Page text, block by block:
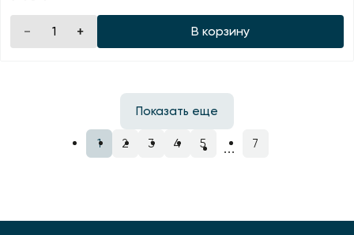
В корзину
Показать еще
1 2 3 4 5 7